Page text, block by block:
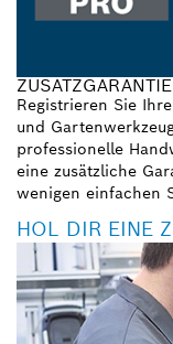
Registrieren Sie
und
professionelle
eine zusätzliche
wenigen einfachen
HOL DIR EINE